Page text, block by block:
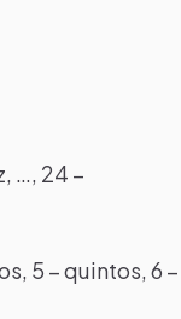
…, 24 –
5 – quintos, 6 –